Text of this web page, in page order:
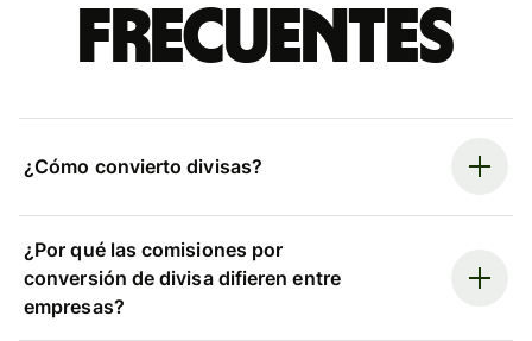
frecuentes
¿Cómo convierto divisas?
¿Por qué las comisiones por
conversión de divisa difieren entre
empresas?